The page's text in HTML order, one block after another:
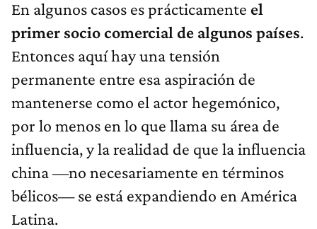
En algunos casos es prácticamente el
primer socio comercial de algunos países.
Entonces aquí hay una tensión
permanente entre esa aspiración de
mantenerse como el actor hegemónico,
por lo menos en lo que llama su área de
influencia, y la realidad de que la influencia
china —no necesariamente en términos
bélicos— se está expandiendo en América
Latina.